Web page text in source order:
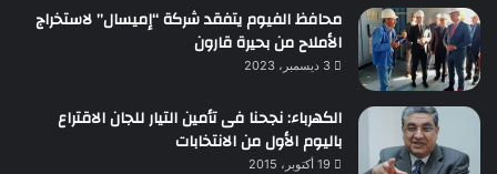
محافظ الفيوم يتفقد شركة “إميسال” لاستخراج
الأملاح من بحيرة قارون
3 ديسمبر، 2023
الكهرباء: نجحنا فى تأمين التيار للجان الاقتراع
باليوم الأول من الانتخابات
19 أكتوبر، 2015